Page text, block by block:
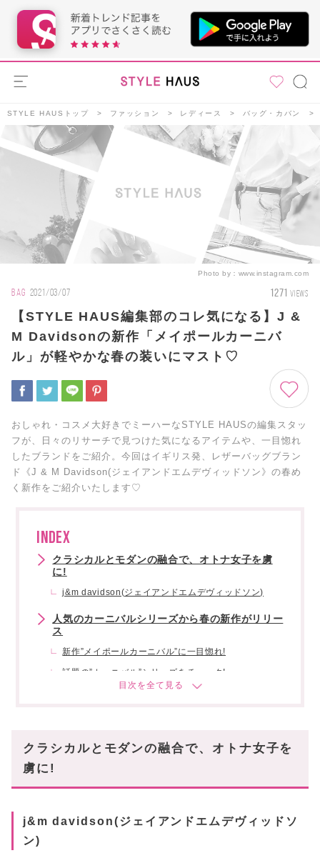
STYLE HAUSトップ ファッション レディース バッグ・カバン
Photo by： www.instagram.com
BAG 2021/03/07 1271 VIEWS
【STYLE HAUS編集部のコレ気になる】J &
M Davidsonの新作「メイポールカーニバ
ル」が軽やかな春の装いにマスト♡
おしゃれ・コスメ大好きでミーハーなSTYLE HAUSの編集スタッ
フが、日々のリサーチで見つけた気になるアイテムや、一目惚れ
したブランドをご紹介。今回はイギリス発、レザーバッグブラン
ド《J & M Davidson(ジェイアンドエムデヴィッドソン》の春め
く新作をご紹介いたします♡
INDEX
クラシカルとモダンの融合で、オトナ女子を虜
に!
j&m davidson(ジェイアンドエムデヴィッドソン)
人気のカーニバルシリーズから春の新作がリリー
ス
新作”メイポールカーニバル”に一目惚れ!
話題の”カーニバル”シリーズをチェック!
クラシカルとモダンの融合で、オトナ女子を
虜に!
j&m davidson(ジェイアンドエムデヴィッドソ
ン)